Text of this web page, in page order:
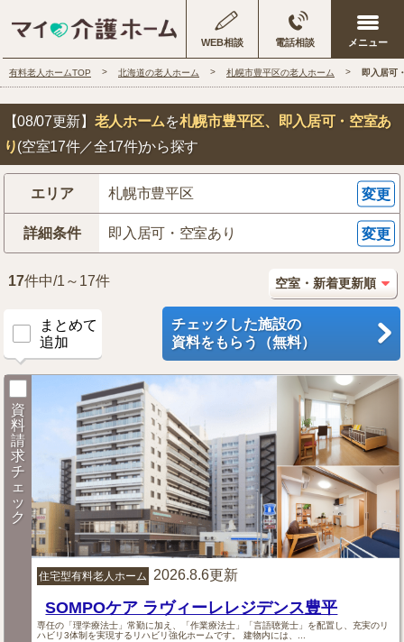
WEB相談 電話相談
有料老人ホームTOP 北海道の老人ホーム 札幌市豊平区の老人ホーム 即入居可
【08/07更新】 老人ホームを札幌市豊平区、即入居可・空室あ
り(空室17件／全17件)から探す
エリア 札幌市豊平区 変更
詳細条件 即入居可・空室あり 変更
17件中/1～17件
まとめて
追加
チェックした施設の
資料をもらう（無料）
資
料
請
求
チ
ェ
ッ
ク
住宅型有料老人ホーム 2026.8.6更新
SOMPOケア ラヴィーレレジデンス豊平
専任の「理学療法士」常勤に加え、「作業療法士」「言語聴覚士」を配置し、充実のリ
ハビリ3体制を実現するリハビリ強化ホームです。 建物内には、...